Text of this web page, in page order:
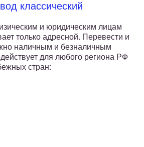
классический
и юридическим лицам
только адресной. Перевести и
наличным и безналичным
для любого региона РФ
стран: